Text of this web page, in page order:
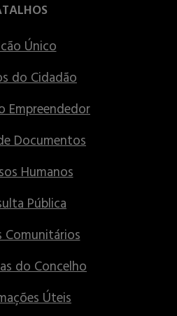
Único
do Cidadão
Empreendedor
Documentos
Humanos
Pública
Comunitários
do Concelho
Úteis